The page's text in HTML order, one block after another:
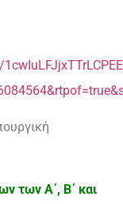
των Α΄, Β΄ και